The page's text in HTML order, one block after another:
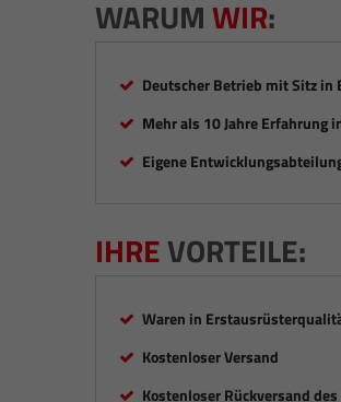
WARUMWIR:
Deutscher Betrieb mit Sitz in
Mehr als 10 Jahre Erfahrung
Eigene
IHREVORTEILE:
Waren in
Kostenloser Versand
Kostenloser Rückversand